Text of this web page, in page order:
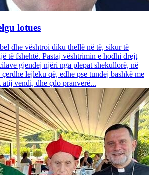
lotues
dhe vështroi diku thellë në të, sikur të
të fshehtë. Pastaj vështrimin e hodhi drejt
gjendej njëri nga plepat shekullorë, në
lejleku që, edhe pse tundej bashkë me
vendi, dhe çdo pranverë...